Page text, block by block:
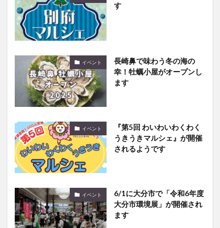
す
イベント
長崎鼻で味わう冬の海の
幸！牡蠣小屋がオープンし
ます
イベント
『第5回 わいわいわくわく
うきうきマルシェ』が開催
されるようです
イベント
6/1に大分市で「令和6年度
大分市環境展」が開催され
ます